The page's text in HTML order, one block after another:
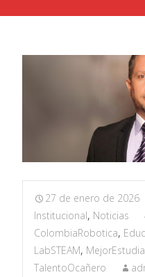
27 de enero de 2026
Institucional, Noticias
ColombiaRobotica,
LabSTEAM,
TalentoOcañero